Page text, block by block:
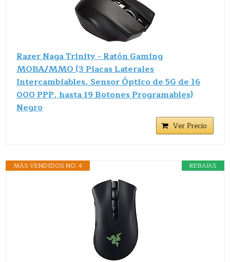
Razer Naga Trinity - Ratón Gaming
MOBA/MMO (3 Placas Laterales
Intercambiables, Sensor Óptico de 5G de 16
000 PPP, hasta 19 Botones Programables)
Negro
Ver Precio
REBAJAS
MÁS VENDIDOS NO. 4